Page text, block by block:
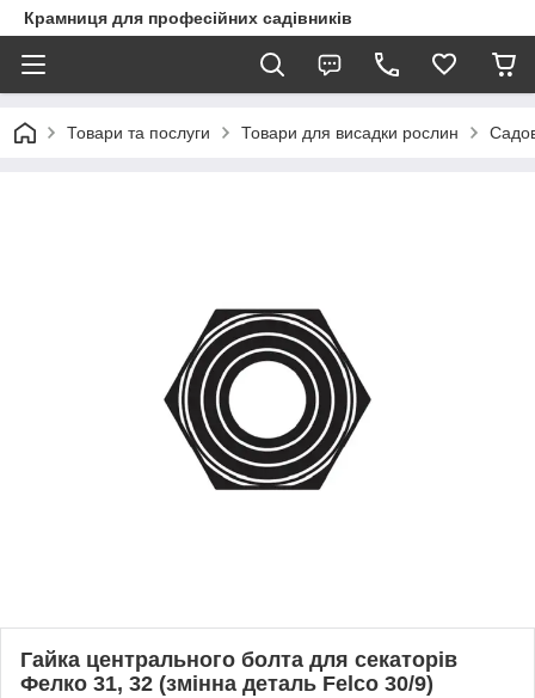
Крамниця для професійних садівників
Товари та послуги Товари для висадки рослин
Гайка центрального болта для секаторів
Фелко 31, 32 (змінна деталь Felco 30/9)